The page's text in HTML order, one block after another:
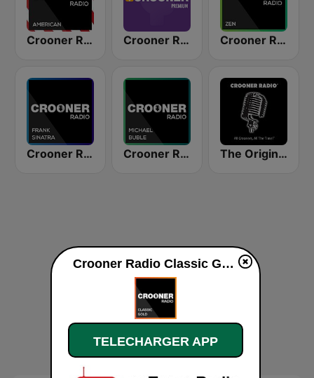
Crooner Radio American Crooner Radio Premium Crooner Radio Zen
Crooner Radio Frank Sinatra Crooner Radio Michael Bublé The Original Crooner Radio
Crooner Radio Classic Gold en ligne
TELECHARGER APP